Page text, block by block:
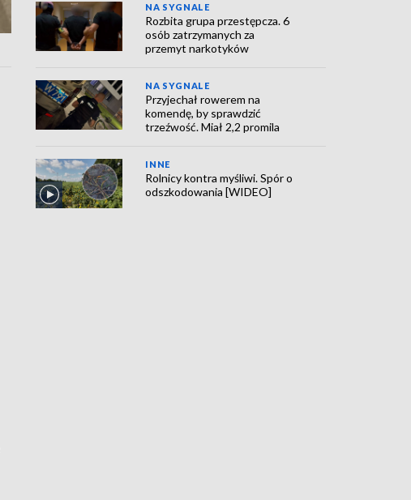
NA SYGNALE
Rozbita grupa przestępcza. 6
osób zatrzymanych za
przemyt narkotyków
NA SYGNALE
Przyjechał rowerem na
komendę, by sprawdzić
trzeźwość. Miał 2,2 promila
INNE
Rolnicy kontra myśliwi. Spór o
odszkodowania [WIDEO]